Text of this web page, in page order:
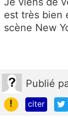
est très bien
scène New
Publié
!
citer